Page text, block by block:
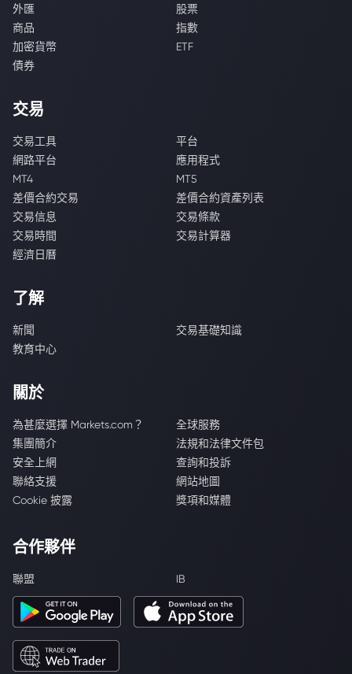
外匯
股票
商品
指數
加密貨幣
ETF
債券
交易
交易工具
平台
網路平台
應用程式
MT4
MT5
差價合約交易
差價合約資產列表
交易信息
交易條款
交易時間
交易計算器
經濟日曆
了解
新聞
交易基礎知識
教育中心
關於
為甚麼選擇 Markets.com？
全球服務
集團簡介
法規和法律文件包
安全上網
查詢和投訴
聯絡支援
網站地圖
Cookie 披露
獎項和媒體
合作夥伴
聯盟 IB